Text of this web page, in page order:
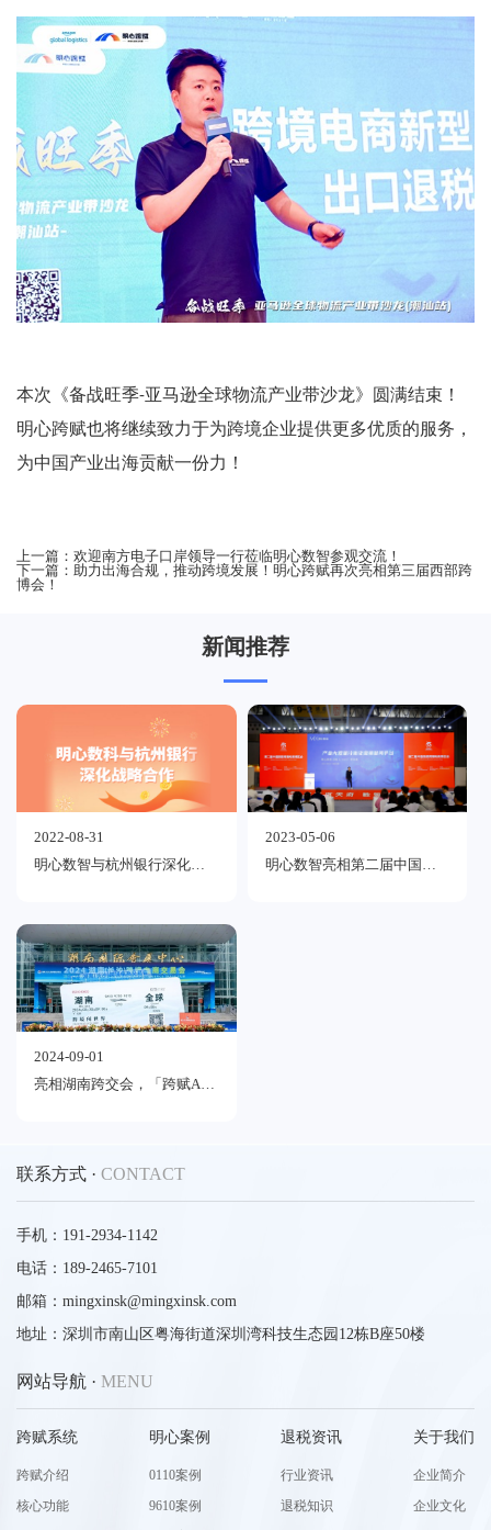
本次《备战旺季-亚马逊全球物流产业带沙龙》圆满结束！
明心跨赋也将继续致力于为跨境企业提供更多优质的服务，
为中国产业出海贡献一份力！
上一篇： 欢迎南方电子口岸领导一行莅临明心数智参观交流！
下一篇： 助力出海合规，推动跨境发展！明心跨赋再次亮相第三届西部跨
博会！
新闻推荐
2022-08-31
2023-05-06
2024-09-01
联系方式 · CONTACT
手机：191-2934-1142
电话：189-2465-7101
邮箱：mingxinsk@mingxinsk.com
地址：深圳市南山区粤海街道深圳湾科技生态园12栋B座50楼
网站导航 · MENU
跨赋系统
跨赋介绍
核心功能
明心案例
0110案例
9610案例
退税资讯
行业资讯
退税知识
关于我们
企业简介
企业文化